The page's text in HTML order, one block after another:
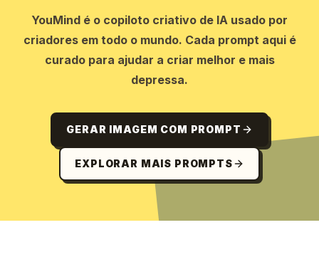
YouMind é o copiloto criativo de IA usado por
criadores em todo o mundo. Cada prompt aqui é
curado para ajudar a criar melhor e mais
depressa.
GERAR IMAGEM COM PROMPT
EXPLORAR MAIS PROMPTS